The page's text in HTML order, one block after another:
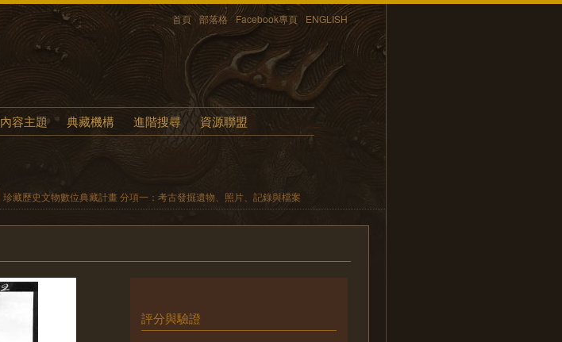
首頁 部落格 Facebook專頁 ENGLISH
內容主題 典藏機構 進階搜尋 資源聯盟
珍藏歷史文物數位典藏計畫 分項一：考古發掘遺物、照片、記錄與檔案
評分與驗證